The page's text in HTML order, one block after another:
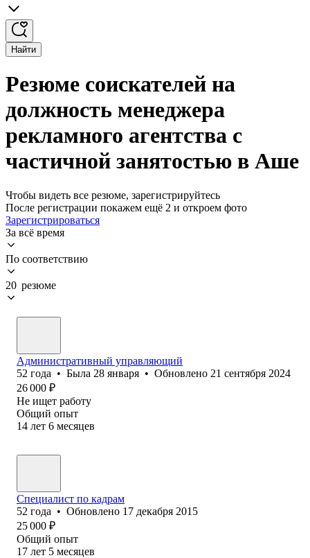
Найти
Резюме соискателей на
должность менеджера
рекламного агентства с
частичной занятостью в Аше
Чтобы видеть все резюме, зарегистрируйтесь
После регистрации покажем ещё 2 и откроем фото
Зарегистрироваться
За всё время
По соответствию
20 резюме
Административный управляющий
52 года • Была 28 января • Обновлено 21 сентября 2024
26 000 ₽
Не ищет работу
Общий опыт
14 лет 6 месяцев
Специалист по кадрам
52 года • Обновлено 17 декабря 2015
25 000 ₽
Общий опыт
17 лет 5 месяцев